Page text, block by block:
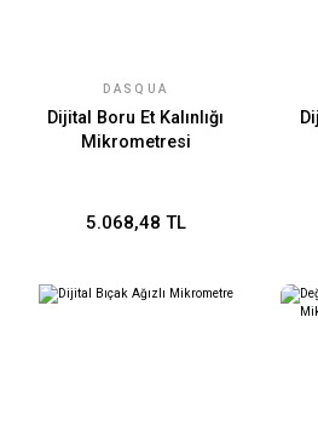
DASQUA
Dijital Boru Et Kalınlığı
Mikrometresi
5.068,48 TL